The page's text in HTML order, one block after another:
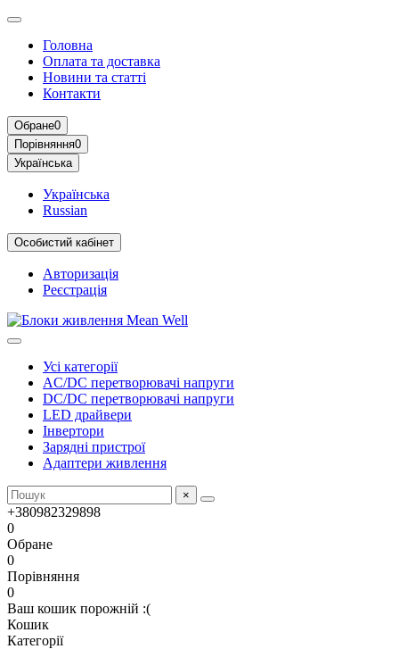
Головна
Оплата та доставка
Новини та статті
Контакти
Обране0
Порівняння0
Українська
Українська
Russian
Особистий кабінет
Авторизація
Реєстрація
Усі категорії
AC/DC перетворювачі напруги
DC/DC перетворювачі напруги
LED драйвери
Інвертори
Зарядні пристрої
Адаптери живлення
×
+380982329898
0
Обране
0
Порівняння
0
Ваш кошик порожній :(
Кошик
Категорії